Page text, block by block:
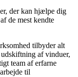
der kan hjælpe dig
de mest kendte
tilbyder alt
af vinduer,
team af erfarne
til